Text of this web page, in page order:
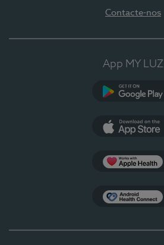
Contacte-nos
App MY LUZ